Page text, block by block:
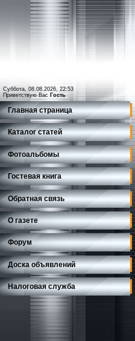
Суббота, 08.08.2026, 22:53
Приветствую Вас Гость
Главная страница
Каталог статей
Фотоальбомы
Гостевая книга
Обратная связь
О газете
Форум
Доска объявлений
Налоговая служба